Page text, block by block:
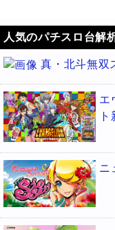
人気のパチスロ台解
真・北斗無双
エ
ト
ニ